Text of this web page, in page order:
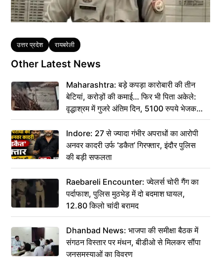
Tags
उत्तर प्रदेश रायबरेली
Other Latest News
Maharashtra: बड़े कपड़ा कारोबारी की तीन
बेटियां, करोड़ों की कमाई… फिर भी पिता अकेले:
वृद्धाश्रम में गुजरे अंतिम दिन, 5100 रुपये भेजकर
कहा– अंतिम संस्कार कर दीजिए हम नहीं आ पाएंगे
Indore: 27 से ज्यादा गंभीर अपराधों का आरोपी
अनवर कादरी उर्फ ‘डकैत’ गिरफ्तार, इंदौर पुलिस
की बड़ी सफलता
Raebareli Encounter: ज्वेलर्स चोरी गैंग का
पर्दाफाश, पुलिस मुठभेड़ में दो बदमाश घायल,
12.80 किलो चांदी बरामद
Dhanbad News: भाजपा की समीक्षा बैठक में
संगठन विस्तार पर मंथन, बीडीओ से मिलकर सौंपा
जनसमस्याओं का विवरण